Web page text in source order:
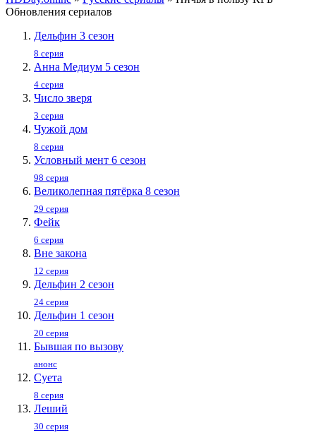
Обновления сериалов
Дельфин 3 сезон
8 серия
Анна Медиум 5 сезон
4 серия
Число зверя
3 серия
Чужой дом
8 серия
Условный мент 6 сезон
98 серия
Великолепная пятёрка 8 сезон
29 серия
Фейк
6 серия
Вне закона
12 серия
Дельфин 2 сезон
24 серия
Дельфин 1 сезон
20 серия
Бывшая по вызову
анонс
Суета
8 серия
Леший
30 серия